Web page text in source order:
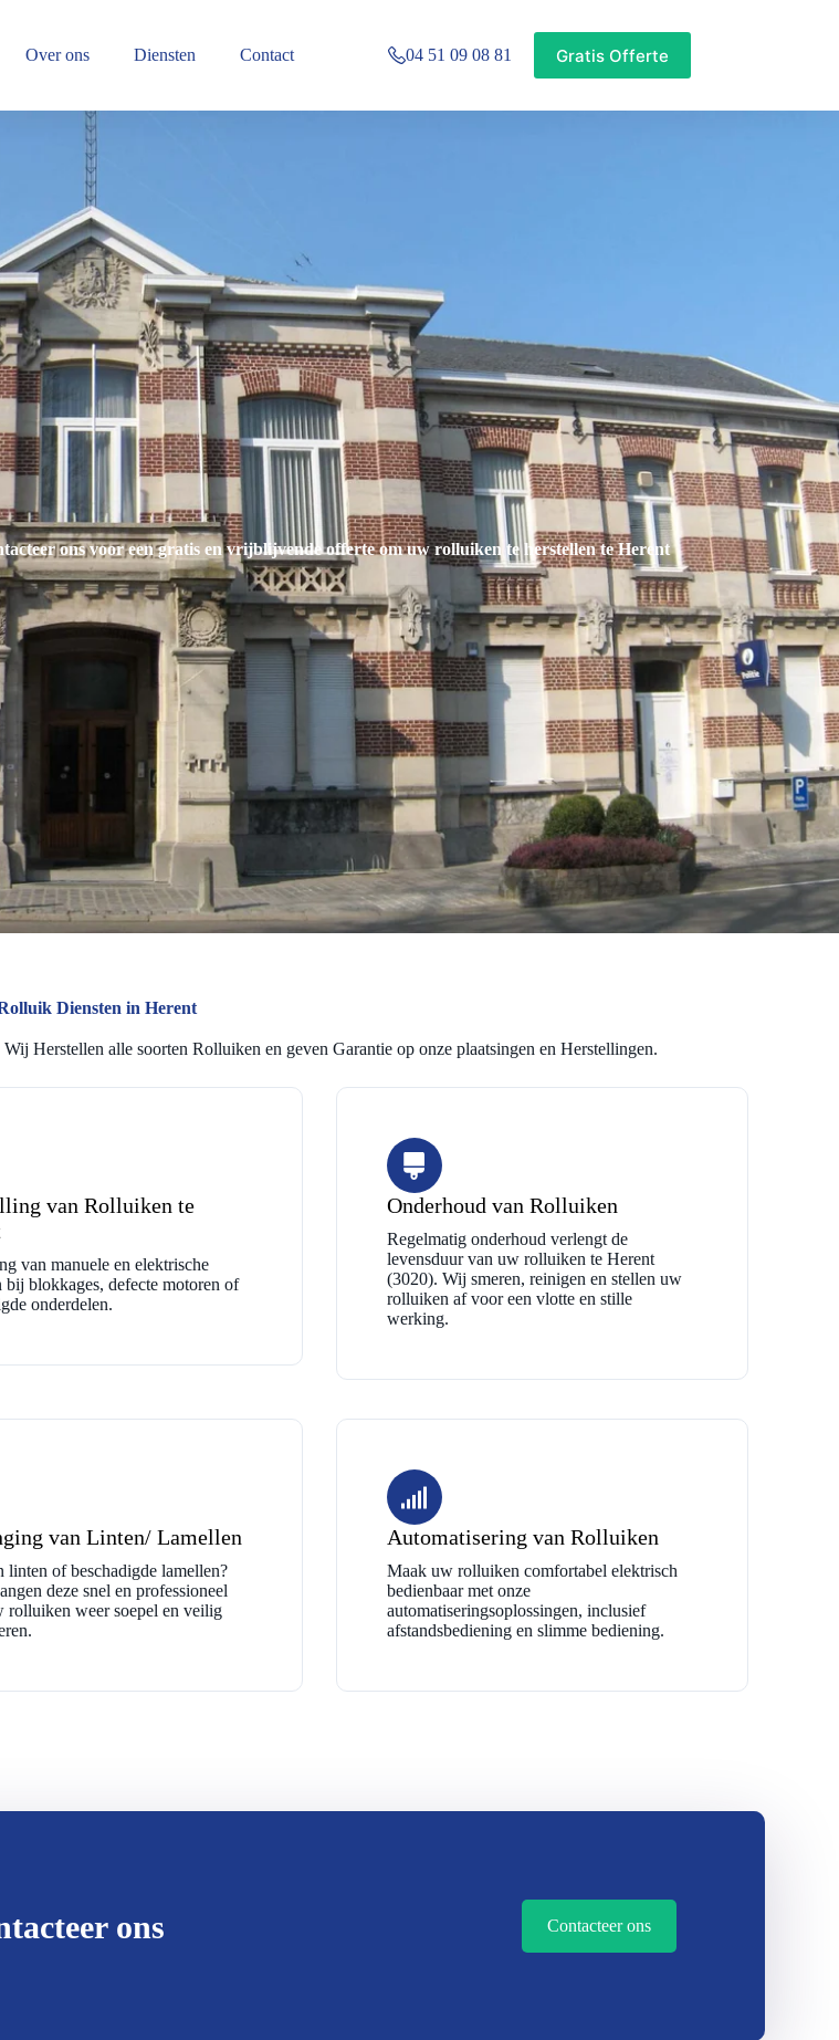
Over ons Diensten Contact 04 51 09 08 81 Gratis Offerte
ons voor een gratis en vrijblijvende offerte om uw rolluiken te herstellen te Herent
Diensten in Herent
Herstellen alle soorten Rolluiken en geven Garantie op onze plaatsingen en Herstellingen.
van Rolluiken te
van manuele en elektrische
bij blokkages, defecte motoren of
onderdelen.
Onderhoud van Rolluiken
Regelmatig onderhoud verlengt de
levensduur van uw rolluiken te Herent
(3020). Wij smeren, reinigen en stellen uw
rolluiken af voor een vlotte en stille
werking.
van Linten/ Lamellen
linten of beschadigde lamellen?
deze snel en professioneel
rolluiken weer soepel en veilig
Automatisering van Rolluiken
Maak uw rolluiken comfortabel elektrisch
bedienbaar met onze
automatiseringsoplossingen, inclusief
afstandsbediening en slimme bediening.
ons Contacteer ons